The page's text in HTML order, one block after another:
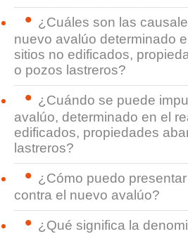
¿Cuáles son las
nuevo avalúo determinado
sitios no edificados,
o pozos lastreros?
¿Cuándo se puede
avalúo, determinado en el
edificados, propiedades
lastreros?
¿Cómo puedo
contra el nuevo avalúo?
¿Qué significa la